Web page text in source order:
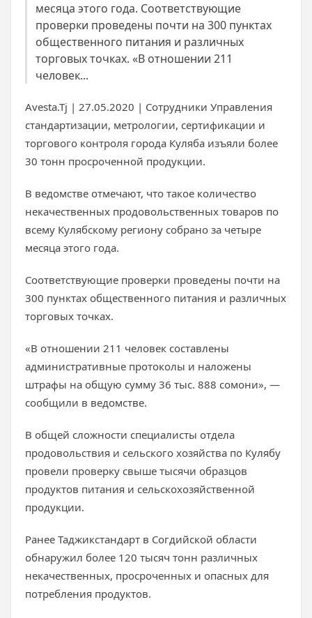
месяца этого года. Соответствующие
проверки проведены почти на 300 пунктах
общественного питания и различных
торговых точках. «В отношении 211
человек...
Avesta.Tj | 27.05.2020 | Сотрудники Управления
стандартизации, метрологии, сертификации и
торгового контроля города Куляба изъяли более
30 тонн просроченной продукции.
В ведомстве отмечают, что такое количество
некачественных продовольственных товаров по
всему Кулябскому региону собрано за четыре
месяца этого года.
Соответствующие проверки проведены почти на
300 пунктах общественного питания и различных
торговых точках.
«В отношении 211 человек составлены
административные протоколы и наложены
штрафы на общую сумму 36 тыс. 888 сомони», —
сообщили в ведомстве.
В общей сложности специалисты отдела
продовольствия и сельского хозяйства по Кулябу
провели проверку свыше тысячи образцов
продуктов питания и сельскохозяйственной
продукции.
Ранее Таджикстандарт в Согдийской области
обнаружил более 120 тысяч тонн различных
некачественных, просроченных и опасных для
потребления продуктов.